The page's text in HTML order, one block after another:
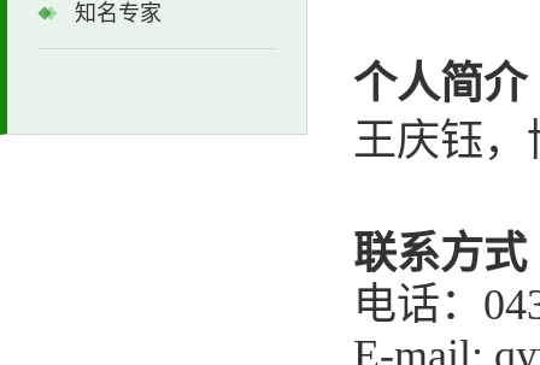
知名专家
个人简介
王庆钰
联系方式
电话：
E-mail: